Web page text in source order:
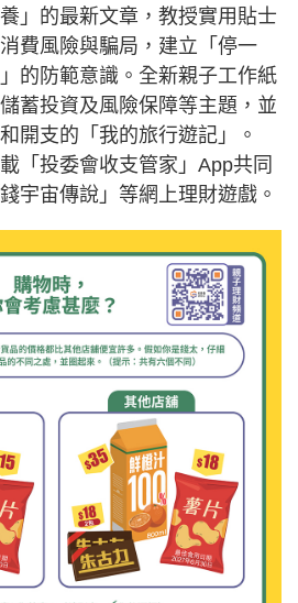
」的最新文章，教授實用貼士
費風險與騙局，建立「停一
的防範意識。全新親子工作紙
蓄投資及風險保障等主題，並
開支的「我的旅行遊記」。
「投委會收支管家」App共同
宇宙傳說」等網上理財遊戲。